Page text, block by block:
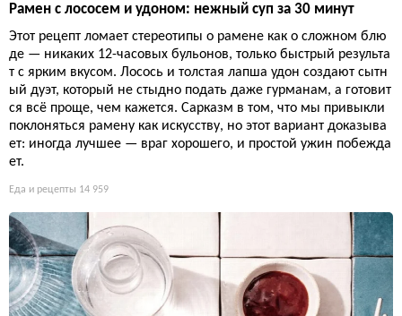
Рамен с лососем и удоном: нежный суп за 30 минут
Этот рецепт ломает стереотипы о рамене как о сложном блю
де — никаких 12-часовых бульонов, только быстрый результа
т с ярким вкусом. Лосось и толстая лапша удон создают сытн
ый дуэт, который не стыдно подать даже гурманам, а готовит
ся всё проще, чем кажется. Сарказм в том, что мы привыкли
поклоняться рамену как искусству, но этот вариант доказыва
ет: иногда лучшее — враг хорошего, и простой ужин побежда
ет.
Еда и рецепты 14 959